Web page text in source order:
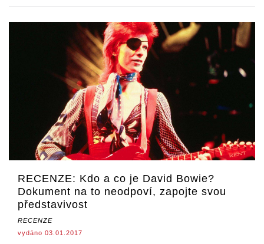
RECENZE: Kdo a co je David Bowie?
Dokument na to neodpoví, zapojte svou
představivost
RECENZE
vydáno 03.01.2017